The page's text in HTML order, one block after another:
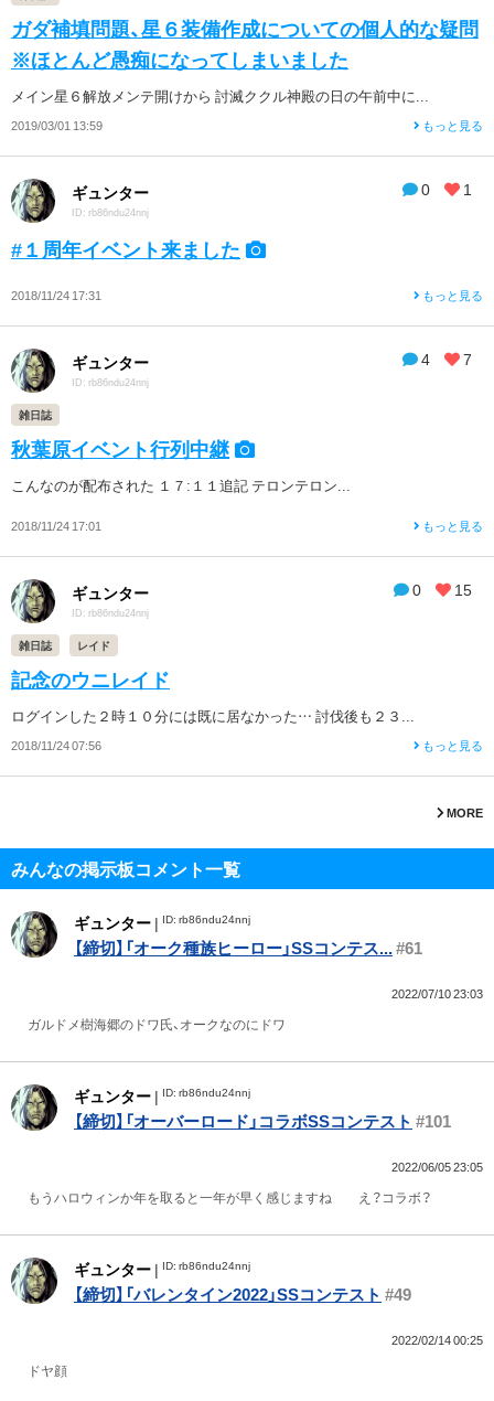
ガダ補填問題、星６装備作成についての個人的な疑問
※ほとんど愚痴になってしまいました
メイン星６解放メンテ開けから 討滅ククル神殿の日の午前中に...
2019/03/01 13:59 もっと見る
0 1
ギュンター
ID: rb86ndu24nnj
#１周年イベント来ました
2018/11/24 17:31 もっと見る
4 7
ギュンター
ID: rb86ndu24nnj
雑日誌
秋葉原イベント行列中継
こんなのが配布された １７:１１追記 テロンテロン...
2018/11/24 17:01 もっと見る
0 15
ギュンター
ID: rb86ndu24nnj
雑日誌 レイド
記念のウニレイド
ログインした２時１０分には既に居なかった… 討伐後も２３...
2018/11/24 07:56 もっと見る
MORE
みんなの掲示板コメント一覧
ギュンター | ID: rb86ndu24nnj
【締切】「オーク種族ヒーロー」SSコンテス...#61
2022/07/10 23:03
ガルドメ樹海郷のドワ氏、オークなのにドワ
ギュンター | ID: rb86ndu24nnj
【締切】「オーバーロード」コラボSSコンテスト #101
2022/06/05 23:05
もうハロウィンか年を取ると一年が早く感じますね え？コラボ？
ギュンター | ID: rb86ndu24nnj
【締切】「バレンタイン2022」SSコンテスト #49
2022/02/14 00:25
ドヤ顔